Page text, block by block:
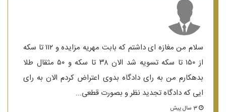
سلام من مغازه ای داشتم که بابت مهریه مزایده و ۱۱۲ تا سکه
از ۱۵۰ تا سکه تسویه شد الان ۳۸ تا سکه و ۵۰ مثقال طلا
بدهکارم من به رای دادگاه بدوی اعتراض کردم الان به رای
ایی که دادگاه تجدید نظر و بصورت قطعی...